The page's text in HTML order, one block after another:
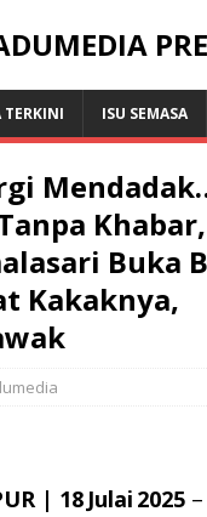
TERKINI ISU SEMASA
Khabar,
Buka
Kakaknya,
| 18 Julai 2025